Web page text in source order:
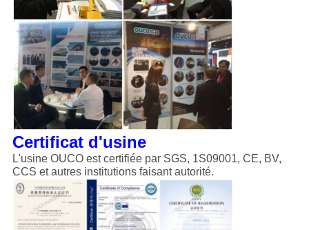
Certificat d'usine
L'usine OUCO est certifiée par SGS, 1S09001, CE, BV,
CCS et autres institutions faisant autorité.